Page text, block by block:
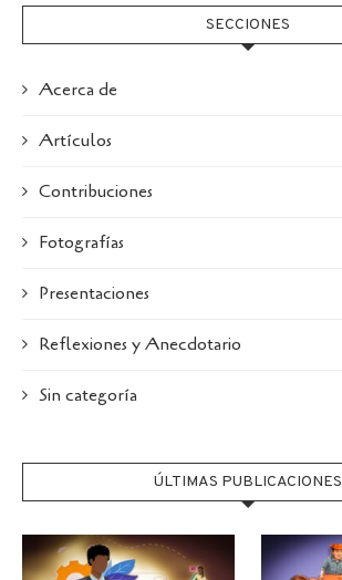
SECCIONES
Acerca de
Artículos
Contribuciones
Fotografías
Presentaciones
Reflexiones y Anecdotario
Sin categoría
ÚLTIMAS PUBLICACIONES